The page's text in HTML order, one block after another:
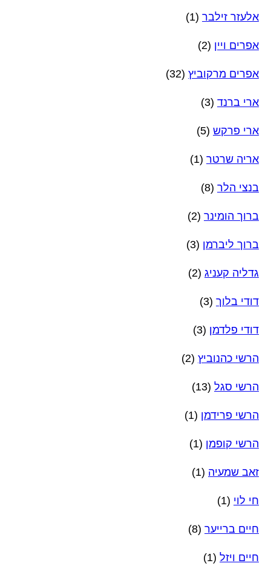
אלעזר זילבר (1)
אפרים ויין (2)
אפרים מרקוביץ (32)
ארי ברנד (3)
ארי פרקש (5)
אריה שרטר (1)
בנצי הלר (8)
ברוך הומינר (2)
ברוך ליברמן (3)
גדליה קעניג (2)
דודי בלוך (3)
דודי פלדמן (3)
הרשי כהנוביץ (2)
הרשי סגל (13)
הרשי פרידמן (1)
הרשי קופמן (1)
זאב שמעיה (1)
חי לוי (1)
חיים ברייער (8)
חיים ויזל (1)